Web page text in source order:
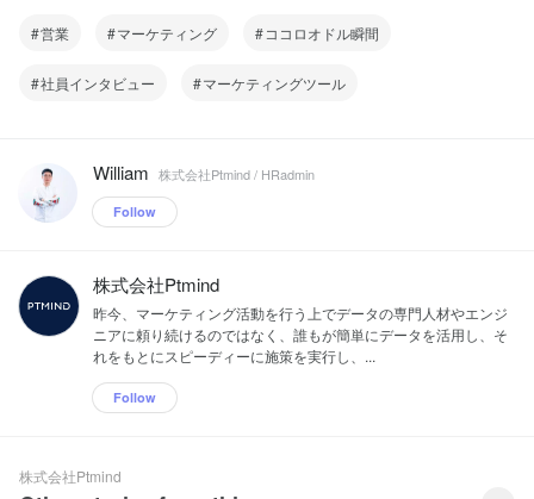
営業 マーケティング ココロオドル瞬間
社員インタビュー マーケティングツール
William 株式会社Ptmind / HRadmin
Follow
株式会社Ptmind
昨今、マーケティング活動を行う上でデータの専門人材やエンジ
ニアに頼り続けるのではなく、誰もが簡単にデータを活用し、そ
れをもとにスピーディーに施策を実行し、...
Follow
株式会社Ptmind